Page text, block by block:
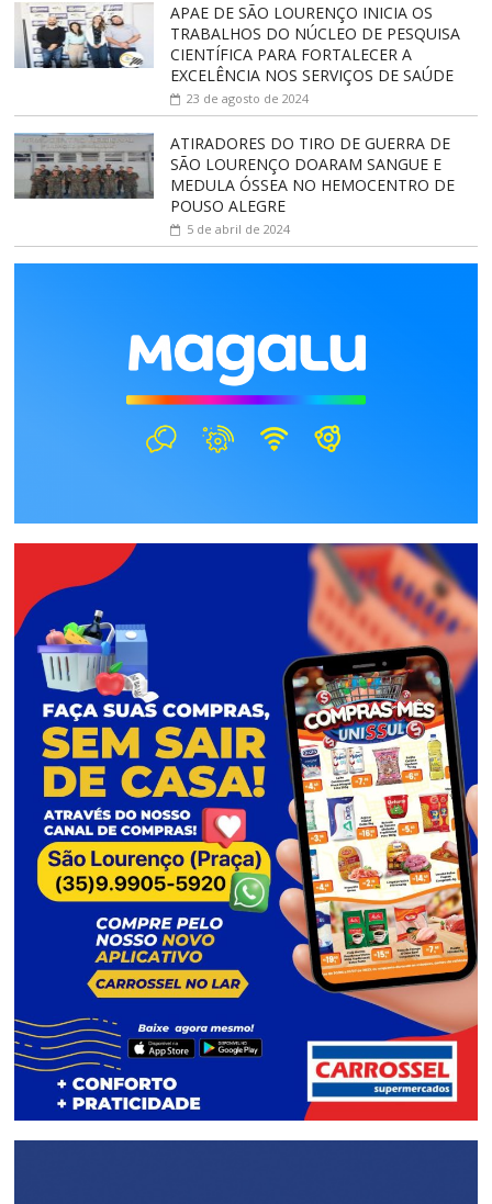
APAE DE SÃO LOURENÇO INICIA OS
TRABALHOS DO NÚCLEO DE PESQUISA
CIENTÍFICA PARA FORTALECER A
EXCELÊNCIA NOS SERVIÇOS DE SAÚDE
23 de agosto de 2024
ATIRADORES DO TIRO DE GUERRA DE
SÃO LOURENÇO DOARAM SANGUE E
MEDULA ÓSSEA NO HEMOCENTRO DE
POUSO ALEGRE
5 de abril de 2024